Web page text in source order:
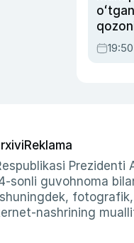
Reklama
Prezidenti
sonli guvohnoma
nashrining